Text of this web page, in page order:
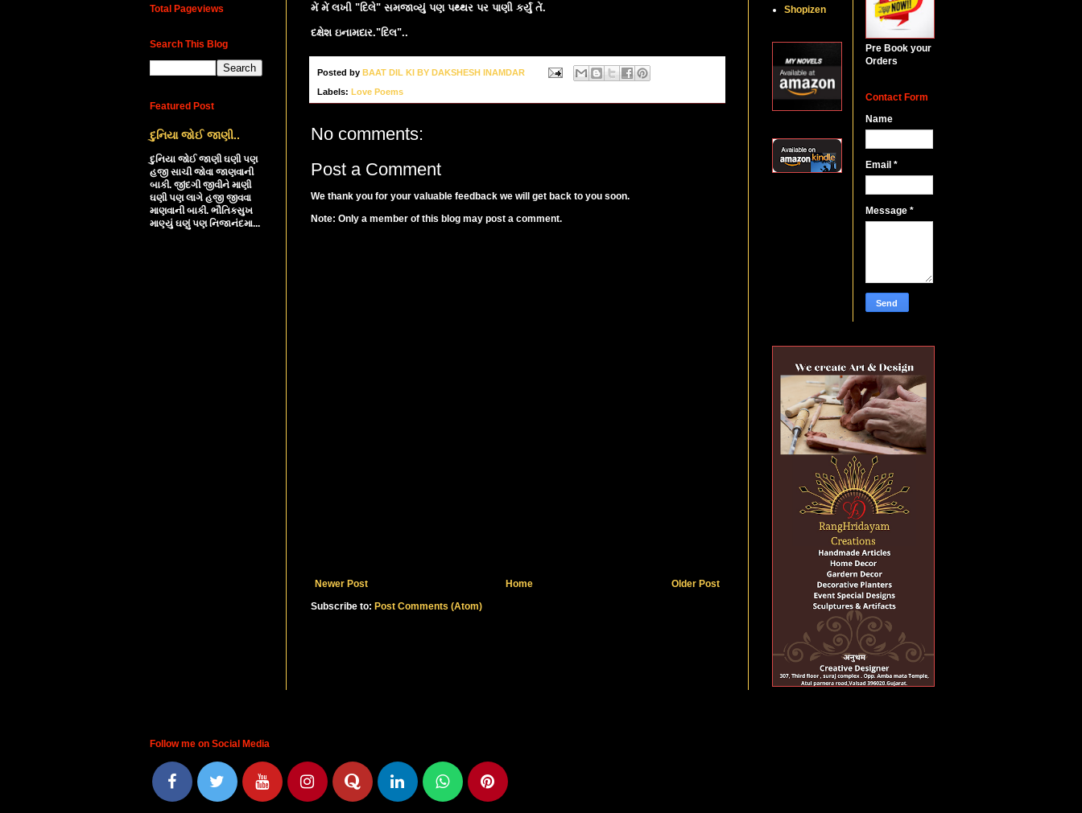
મેં મેં લખી "દિલે" સમજાવ્યું પણ પથ્થર પર પાણી કર્યું તેં.
દક્ષેશ ઇનામદાર."દિલ"..
Posted by BAAT DIL KI BY DAKSHESH INAMDAR
Labels: Love Poems
No comments:
Post a Comment
We thank you for your valuable feedback we will get back to you soon.
Note: Only a member of this blog may post a comment.
Newer Post Older Post
Home
Subscribe to: Post Comments (Atom)
Total Pageviews
Search This Blog
Featured Post
દુનિયા જોઈ જાણી..
દુનિયા જોઈ જાણી ઘણી પણ
હજી સાચી જોવા જાણવાની
બાકી. જીંદગી જીવીને માણી
ઘણી પણ લાગે હજી જીવવા
માણવાની બાકી. ભૌતિકસુખ
માણ્યું ઘણું પણ નિજાનંદમા...
Shopizen
Pre Book your
Orders
Contact Form
Name
Email *
Message *
Follow me on Social Media